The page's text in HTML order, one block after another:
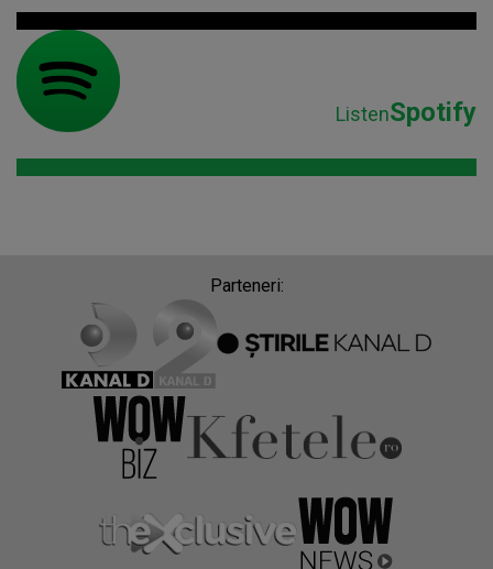
ListenSpotify
Parteneri: